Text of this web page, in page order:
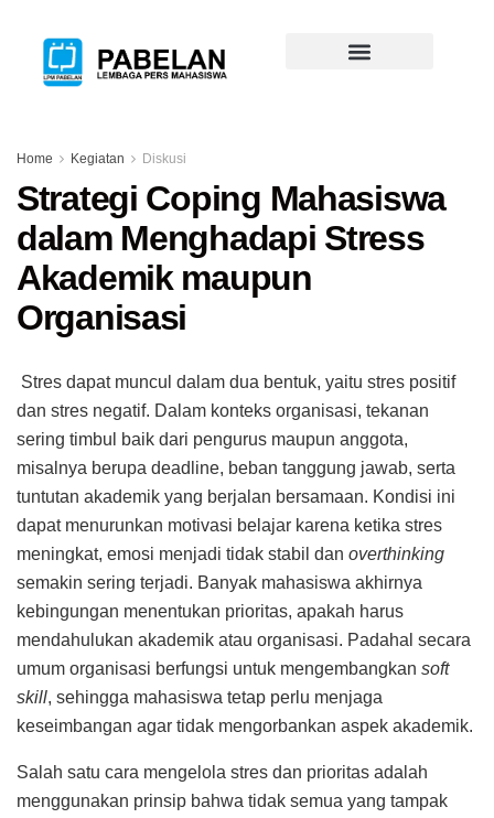
Home Kegiatan Diskusi
Strategi Coping Mahasiswa
dalam Menghadapi Stress
Akademik maupun
Organisasi
Stres dapat muncul dalam dua bentuk, yaitu stres positif
dan stres negatif. Dalam konteks organisasi, tekanan
sering timbul baik dari pengurus maupun anggota,
misalnya berupa deadline, beban tanggung jawab, serta
tuntutan akademik yang berjalan bersamaan. Kondisi ini
dapat menurunkan motivasi belajar karena ketika stres
meningkat, emosi menjadi tidak stabil dan overthinking
semakin sering terjadi. Banyak mahasiswa akhirnya
kebingungan menentukan prioritas, apakah harus
mendahulukan akademik atau organisasi. Padahal secara
umum organisasi berfungsi untuk mengembangkan soft
skill, sehingga mahasiswa tetap perlu menjaga
keseimbangan agar tidak mengorbankan aspek akademik.
Salah satu cara mengelola stres dan prioritas adalah
menggunakan prinsip bahwa tidak semua yang tampak